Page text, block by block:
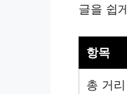
글을 쉽
항목
총 거리